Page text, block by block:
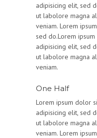
adipisicing elit, sed
ut labolore magna
veniam. Lorem
sed do.Lorem
adipisicing elit, sed
ut labolore magna
veniam.
One Half
Lorem ipsum dolor
adipisicing elit, sed
ut labolore magna
veniam. Lorem